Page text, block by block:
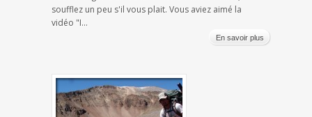
soufflez un peu s'il vous plait. Vous aviez aimé la
vidéo "I...
En savoir plus